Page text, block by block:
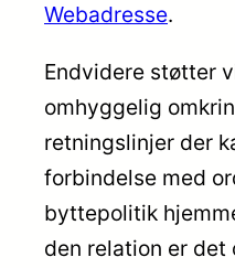
Webadresse.
Endvidere støtter
omhyggelig
retningslinjer der
forbindelse med
byttepolitik
den relation er det